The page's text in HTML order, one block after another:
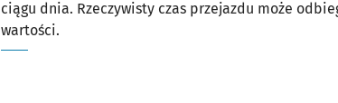
ciągu dnia. Rzeczywisty czas przejazdu może
wartości.